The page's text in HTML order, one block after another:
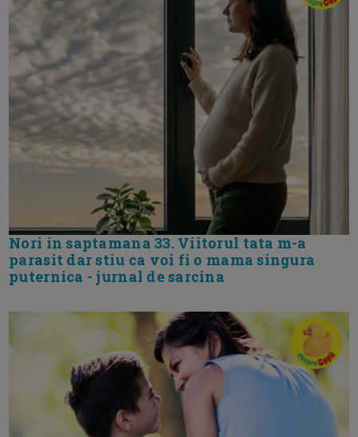
Nori in saptamana 33. Viitorul tata m-a
parasit dar stiu ca voi fi o mama singura
puternica - jurnal de sarcina